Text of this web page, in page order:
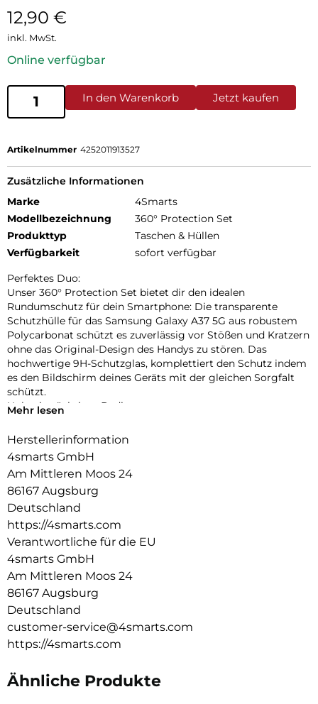
12,90 €
inkl. MwSt.
Online verfügbar
In den Warenkorb Jetzt kaufen
Artikelnummer 4252011913527
Zusätzliche Informationen
Marke
4Smarts
Modellbezeichnung
360° Protection Set
Produkttyp
Taschen & Hüllen
Verfügbarkeit
sofort verfügbar
Perfektes Duo:
Unser 360° Protection Set bietet dir den idealen
Rundumschutz für dein Smartphone: Die transparente
Schutzhülle für das Samsung Galaxy A37 5G aus robustem
Polycarbonat schützt es zuverlässig vor Stößen und Kratzern
ohne das Original-Design des Handys zu stören. Das
hochwertige 9H-Schutzglas, komplettiert den Schutz indem
es den Bildschirm deines Geräts mit der gleichen Sorgfalt
schützt.
Unbeeinträchtigte Bedienung:
optimalen Schutz für dein Gerät, ohne die Bedienbarkeit
Kratzern bewahrt, schützt das Schutzglas das Display, ohne
die Touchscreen-Funktionalität zu beeinträchtigen. Erlebe
uneingeschränkte Nutzung und maximalen Schutz in einem
Produkt.
Transparente Eleganz:
Entdecke den Vorteil von Schutz und Ästhetik mit unserer
Hülle. Die Transparenz der Hülle erhält das ursprüngliche
Design deines Geräts und ermöglicht es, die Farbe und die
Feinheiten deines Geräts voll zur Geltung zu bringen.
Mehr lesen
Herstellerinformation
4smarts GmbH
Am Mittleren Moos 24
86167 Augsburg
Deutschland
https://4smarts.com
Verantwortliche für die EU
4smarts GmbH
Am Mittleren Moos 24
86167 Augsburg
Deutschland
customer-service@4smarts.com
https://4smarts.com
Ähnliche Produkte